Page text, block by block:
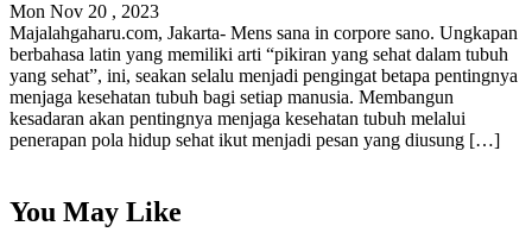
Mon Nov 20 , 2023
Majalahgaharu.com, Jakarta- Mens sana in corpore sano. Ungkapan
berbahasa latin yang memiliki arti “pikiran yang sehat dalam tubuh
yang sehat”, ini, seakan selalu menjadi pengingat betapa pentingnya
menjaga kesehatan tubuh bagi setiap manusia. Membangun
kesadaran akan pentingnya menjaga kesehatan tubuh melalui
penerapan pola hidup sehat ikut menjadi pesan yang diusung […]
You May Like